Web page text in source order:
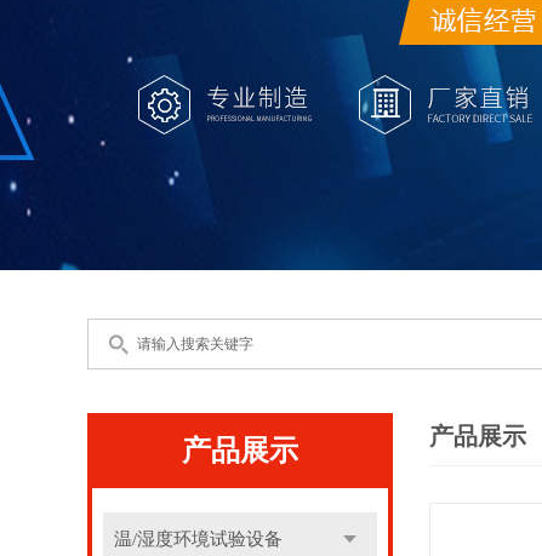
产品展示
温/湿度环境试验设备
产品展示